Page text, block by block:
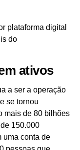
plataforma digital
do
ativos
a ser a operação
se tornou
mais de 80 bilhões
150.000
uma conta de